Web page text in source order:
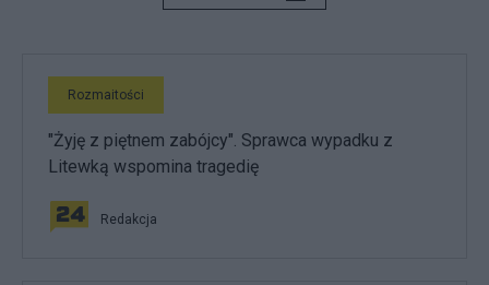
Rozmaitości
"Żyję z piętnem zabójcy". Sprawca wypadku z
Litewką wspomina tragedię
Redakcja